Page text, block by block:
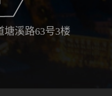
塘溪路63号3楼